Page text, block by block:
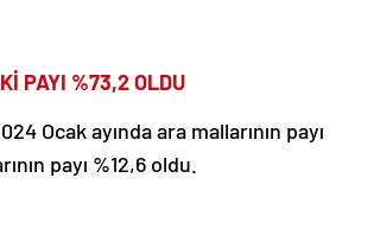
PAYI %73,2 OLDU
Ocak ayında ara mallarının payı
payı %12,6 oldu.